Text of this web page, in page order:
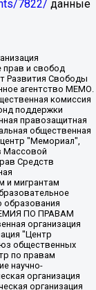
7822/ данные
Волков Леонид Михайлович, Невзоров Александр Глебович, Пархоменко Сергей Борисович, Сироткин Ярослав Николаевич, Кара-Мурза Владимир Владимирович, Баранова Наталья Владимировна, Гозман Леонид Яковлевич, Кагарлицкий Борис Юльевич, Климарев Михаил Валерьевич, Милов Владимир Станиславович, Автономная некоммерческая организация Краснодарский центр современного искусства "Типография", Моргенштерн Алишер Тагирович, Соболь Любовь Эдуардовна, Общество с ограниченной ответственностью "ЛИЗА НОРМ", Каспаров Гарри Кимович, Ходорковский Михаил Борисович, Общество с ограниченной ответственностью "Апрельские тезисы", Данилович Ирина Брониславовна, Кашин Олег Владимирович, Петров Николай Владимирович, Пивоваров Алексей Владимирович, Соколов Михаил Владимирович, Цветкова Юлия Владимировна, Чичваркин Евгений Александрович, Комитет против пыток/Команда против пыток, Общество с ограниченной ответственностью "Первый научный", Общество с ограниченной ответственностью "Вертолет и ко", Белоцерковская Вероника Борисовна, Кац Максим Евгеньевич, Лазарева Татьяна Юрьевна, Шаведдинов Руслан Табризович, Яшин Илья Валерьевич, Общество с ограниченной ответственностью "Иноагент ААВ", Алешковский Дмитрий Петрович, Альбац Евгения Марковна, Быков Дмитрий Львович, Галямина Юлия Евгеньевна, Лойко Сергей Леонидович, Мартынов Кирилл Константинович, Медведев Сергей Александрович, Крашенинников Федор Геннадиевич, Гордеева Катерина Вл